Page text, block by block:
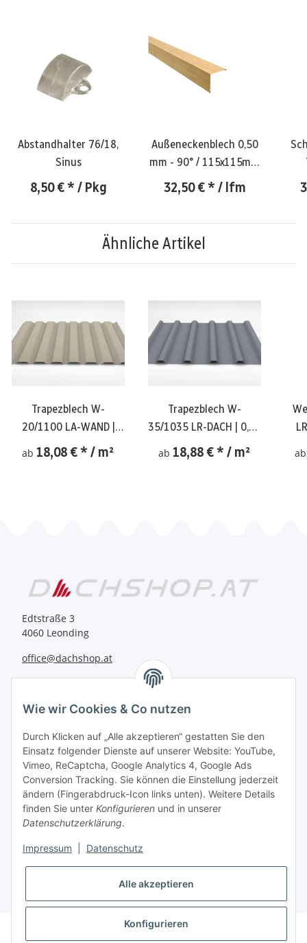
Abstandhalter 76/18,
Sinus
8,50 €* / Pkg
Außeneckenblech 0,50
mm - 90° / 115x115mm
- AHORN
32,50 €* / lfm
Ähnliche Artikel
Trapezblech W-
20/1100 LA-WAND |
0,40 mm
ab 18,08 €* / m²
Trapezblech W-
35/1035 LR-DACH | 0,40
mm
ab 18,88 €* / m²
Edtstraße 3
4060 Leonding
office@dachshop.at
Informationen
Sie haben Fragen zu
+43 732 67 37 27
* Alle Preise inkl. gesetzlicher USt., zzgl.
Wie wir Cookies & Co nutzen
Durch Klicken auf „Alle akzeptieren“ gestatten Sie den
Einsatz folgender Dienste auf unserer Website: YouTube,
Vimeo, ReCaptcha, Google Analytics 4, Google Ads
Conversion Tracking. Sie können die Einstellung jederzeit
ändern (Fingerabdruck-Icon links unten). Weitere Details
finden Sie unter Konfigurieren und in unserer
Datenschutzerklärung.
Impressum Datenschutz
Alle akzeptieren
Konfigurieren